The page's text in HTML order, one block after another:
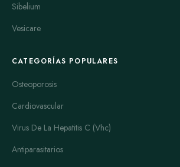
dosificación más cómoda, generalmente dos
resulta en niveles más estables del
Como con Wellbutrin, es clave seguir las
Zybanes otro nombre comercial del
Wellbutrin. Comparten el mismo principio
fumar, y se usa principalmente para este fin.
destacan que Zyban ayuda a disminuir la
Sibelium
Vesicare
CATEGORÍAS POPULARES
Osteoporosis
Cardiovascular
Virus De La Hepatitis C (Vhc)
Antiparasitarios